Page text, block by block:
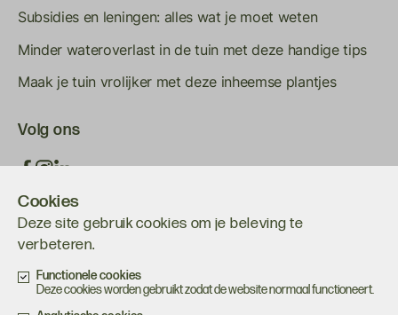
Cookies
Deze site gebruik cookies om je beleving te
verbeteren.
Functionele cookies
Deze cookies worden gebruikt zodat de website normaal functioneert.
Subsidies en leningen: alles wat je moet weten
Minder wateroverlast in de tuin met deze handige tips
Maak je tuin vrolijker met deze inheemse plantjes
Volg ons
Onderdeel van